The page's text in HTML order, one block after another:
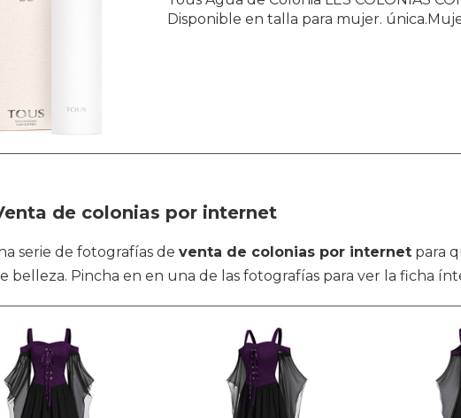
Disponible en talla para mujer.
de colonias por internet
serie de fotografías de venta de colonias por internet para
belleza. Pincha en en una de las fotografías para ver la ficha